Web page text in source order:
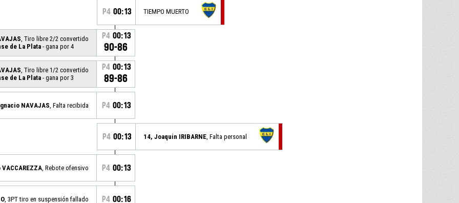
P4 00:13 TIEMPO MUERTO
, Tiro libre 2/2 convertido
de La Plata - gana por 4
P4 00:13
90-86
, Tiro libre 1/2 convertido
de La Plata - gana por 3
P4 00:13
89-86
NAVAJAS , Falta recibida P4 00:13
P4 00:13 14, Joaquin IRIBARNE , Falta personal
, Rebote ofensivo P4 00:13
, 3PT tiro en suspensión fallado P4 00:16